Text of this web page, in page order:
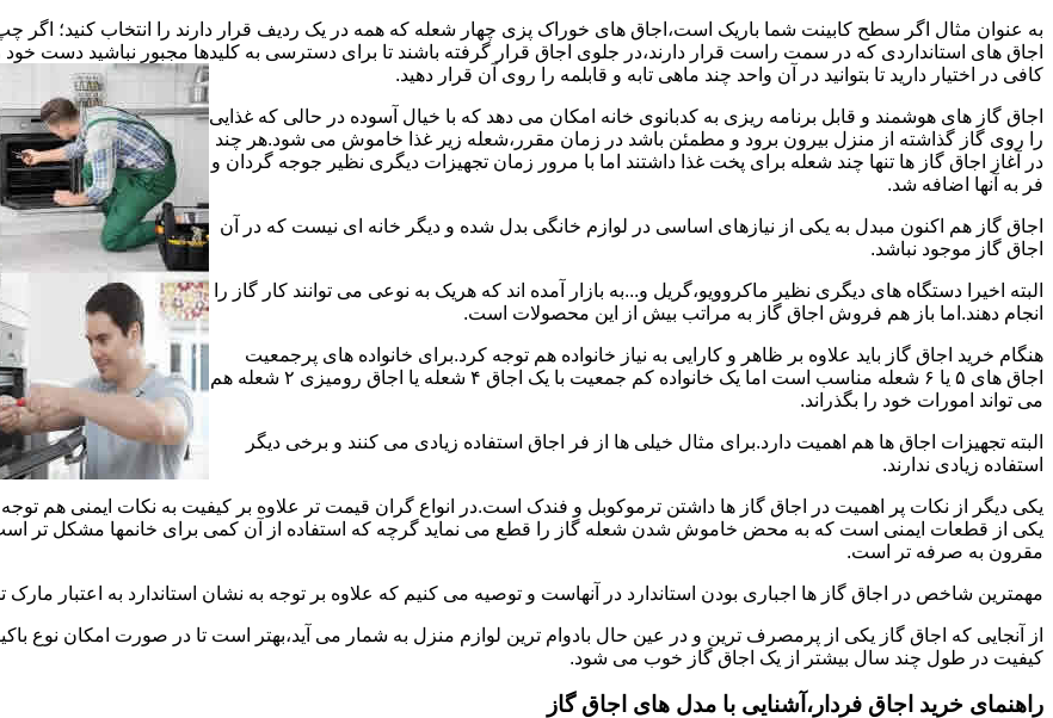
به عنوان مثال اگر سطح کابینت شما باریک است،اجاق های خوراک پزی چهار شعله که همه در یک ردیف قرار دارند را انتخاب کنید؛ اگر
اجاق های استانداردی که در سمت راست قرار دارند،در جلوی اجاق قرار گرفته باشند تا برای دسترسی به کلیدها مجبور نباشید دست
کافی در اختیار دارید تا بتوانید در آن واحد چند ماهی تابه و قابلمه را روی آن قرار دهید.
اجاق گاز های هوشمند و قابل برنامه ریزی به کدبانوی خانه امکان می دهد که با خیال آسوده در حالی که غذایی
را روی گاز گذاشته از منزل بیرون برود و مطمئن باشد در زمان مقرر،شعله زیر غذا خاموش می شود.هر چند
در آغاز اجاق گاز ها تنها چند شعله برای پخت غذا داشتند اما با مرور زمان تجهیزات دیگری نظیر جوجه گردان و
فر به آنها اضافه شد.
اجاق گاز هم اکنون مبدل به یکی از نیازهای اساسی در لوازم خانگی بدل شده و دیگر خانه ای نیست که در آن
اجاق گاز موجود نباشد.
البته اخیرا دستگاه های دیگری نظیر ماکروویو،گریل و...به بازار آمده اند که هریک به نوعی می توانند کار گاز را
انجام دهند.اما باز هم فروش اجاق گاز به مراتب بیش از این محصولات است.
هنگام خرید اجاق گاز باید علاوه بر ظاهر و کارایی به نیاز خانواده هم توجه کرد.برای خانواده های پرجمعیت
اجاق های ۵ یا ۶ شعله مناسب است اما یک خانواده کم جمعیت با یک اجاق ۴ شعله یا اجاق رومیزی ۲ شعله هم
می تواند امورات خود را بگذراند.
البته تجهیزات اجاق ها هم اهمیت دارد.برای مثال خیلی ها از فر اجاق استفاده زیادی می کنند و برخی دیگر
استفاده زیادی ندارند.
یکی دیگر از نکات پر اهمیت در اجاق گاز ها داشتن ترموکوبل و فندک است.در انواع گران قیمت تر علاوه بر کیفیت به نکات ایمنی هم
یکی از قطعات ایمنی است که به محض خاموش شدن شعله گاز را قطع می نماید گرچه که استفاده از آن کمی برای خانمها مشکل تر است
مقرون به صرفه تر است.
مهمترین شاخص در اجاق گاز ها اجباری بودن استاندارد در آنهاست و توصیه می کنیم که علاوه بر توجه به نشان استاندارد به اعتبار
از آنجایی که اجاق گاز یکی از پرمصرف ترین و در عین حال بادوام ترین لوازم منزل به شمار می آید،بهتر است تا در صورت امکان نوع
کیفیت در طول چند سال بیشتر از یک اجاق گاز خوب می شود.
راهنمای خرید اجاق فردار،آشنایی با مدل های اجاق گاز